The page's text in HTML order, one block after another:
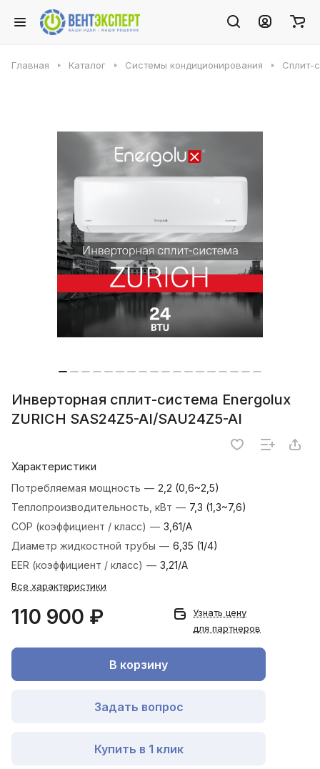
Главная Каталог Системы кондиционирования Сплит-
Инверторная сплит-система Energolux
ZURICH SAS24Z5-AI/SAU24Z5-AI
Характеристики
Потребляемая мощность — 2,2 (0,6~2,5)
Теплопроизводительность, кВт — 7,3 (1,3~7,6)
COP (коэффициент / класс) — 3,61/A
Диаметр жидкостной трубы — 6,35 (1/4)
EER (коэффициент / класс) — 3,21/A
Все характеристики
110 900 ₽
Узнать цену
для партнеров
В корзину
Задать вопрос
Купить в 1 клик